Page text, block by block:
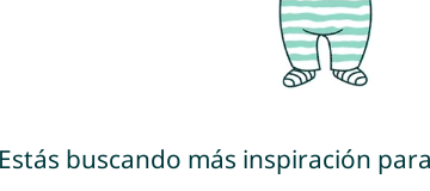
buscando más inspiración